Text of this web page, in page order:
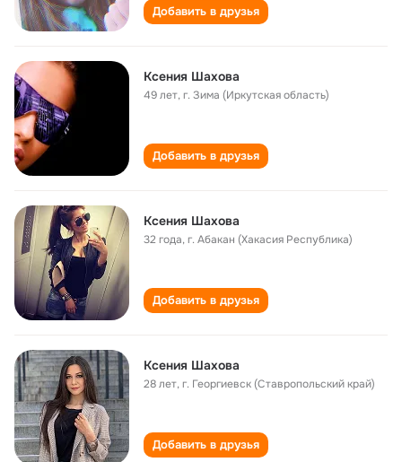
Добавить в друзья
Ксения Шахова
49 лет,г. Зима (Иркутская область)
Добавить в друзья
Ксения Шахова
32 года,г. Абакан (Хакасия Республика)
Добавить в друзья
Ксения Шахова
28 лет,г. Георгиевск (Ставропольский край)
Добавить в друзья